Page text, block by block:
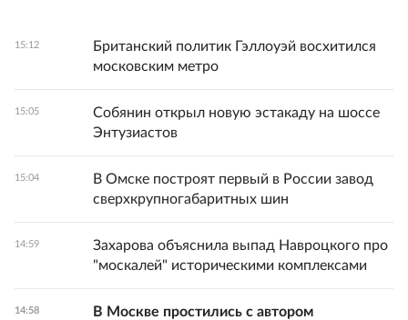
15:12
Британский политик Гэллоуэй восхитился
московским метро
15:05
Собянин открыл новую эстакаду на шоссе
Энтузиастов
15:04
В Омске построят первый в России завод
сверхкрупногабаритных шин
14:59
Захарова объяснила выпад Навроцкого про
"москалей" историческими комплексами
14:58
В Москве простились с автором